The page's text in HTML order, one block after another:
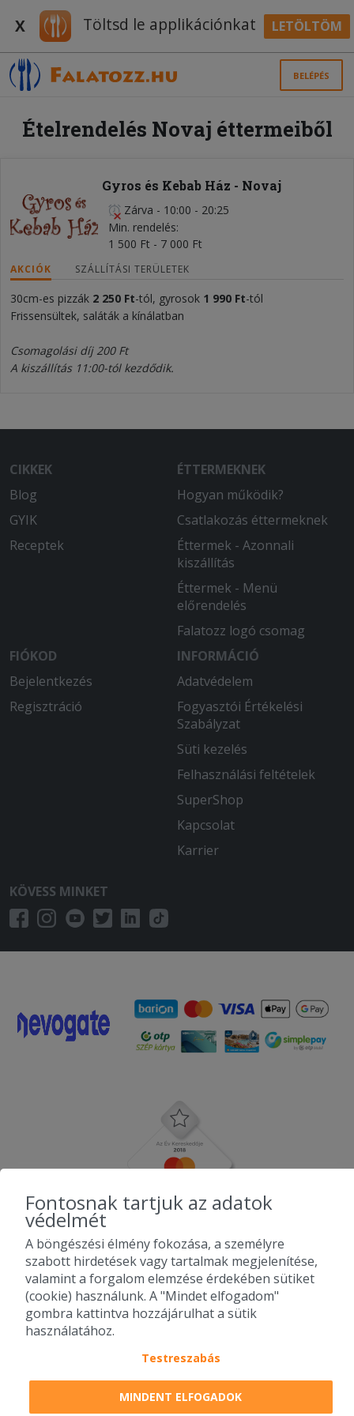
X Töltsd le applikációnkat LETÖLTÖM
BELÉPÉS
Ételrendelés Novaj éttermeiből
Gyros és Kebab Ház - Novaj
Zárva - 10:00 - 20:25
Min. rendelés
1 500 Ft - 7 000 Ft
AKCIÓK SZÁLLÍTÁSI TERÜLETEK
30cm-es pizzák 2 250 Ft-tól, gyrosok 1 990 Ft-tól
Frissensültek, saláták a kínálatban
Csomagolási díj 200 Ft
A kiszállítás 11:00-tól kezdődik.
CIKKEK
Blog
GYIK
Receptek
ÉTTERMEKNEK
Hogyan működik?
Csatlakozás éttermeknek
Éttermek - Azonnali
kiszállítás
Éttermek - Menü
előrendelés
Falatozz logó csomag
FIÓKOD
Bejelentkezés
Regisztráció
INFORMÁCIÓ
Adatvédelem
Fogyasztói Értékelési
Szabályzat
Süti kezelés
Felhasználási feltételek
SuperShop
Kapcsolat
Karrier
KÖVESS MINKET
2010-2026 Copyright - Falatozz.hu - Diston-line Kft.
Pizza, gyros, hamburger, menük kedvező áron, egy helyen az összes
Fontosnak tartjuk az adatok
védelmét
A böngészési élmény fokozása, a személyre
szabott hirdetések vagy tartalmak megjelenítése,
valamint a forgalom elemzése érdekében sütiket
(cookie) használunk. A "Mindet elfogadom"
gombra kattintva hozzájárulhat a sütik
használatához.
Testreszabás
MINDENT ELFOGADOK